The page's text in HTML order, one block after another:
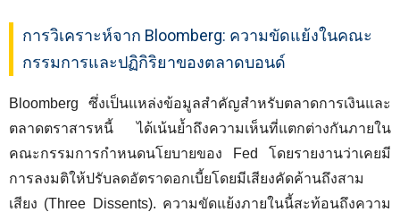
การวิเคราะห์จาก Bloomberg: ความขัดแย้งในคณะ
กรรมการและปฏิกิริยาของตลาดบอนด์
Bloomberg ซึ่งเป็นแหล่งข้อมูลสำคัญสำหรับตลาดการเงินและ
ตลาดตราสารหนี้ ได้เน้นย้ำถึงความเห็นที่แตกต่างกันภายใน
คณะกรรมการกำหนดนโยบายของ Fed โดยรายงานว่าเคยมี
การลงมติให้ปรับลดอัตราดอกเบี้ยโดยมีเสียงคัดค้านถึงสาม
เสียง (Three Dissents). ความขัดแย้งภายในนี้สะท้อนถึงความ